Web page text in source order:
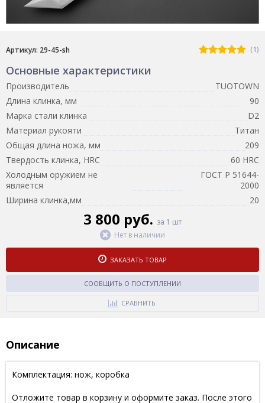
Артикул: 29-45-sh (1)
Основные характеристики
Производитель
TUOTOWN
Длина клинка, мм
90
Марка стали клинка
D2
Материал рукояти
Титан
Общая длина ножа, мм
209
Твердость клинка, HRC
60 HRC
Холодным оружием не
является
ГОСТ Р 51644-
2000
Ширина клинка,мм
20
3 800 руб. за 1 шт
Нет в наличии
ЗАКАЗАТЬ ТОВАР
СООБЩИТЬ О ПОСТУПЛЕНИИ
СРАВНИТЬ
Описание
Комплектация: нож, коробка
Отложите товар в корзину и оформите заказ. После этого